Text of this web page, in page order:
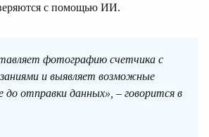
с помощью ИИ.
фотографию счетчика с
и выявляет возможные
до отправки данных», – говорится в